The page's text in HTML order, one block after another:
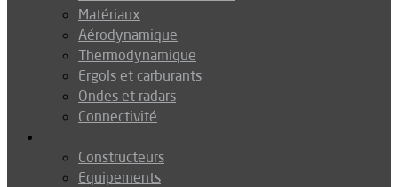
Matériaux
Aérodynamique
Thermodynamique
Ergols et carburants
Ondes et radars
Connectivité
Constructeurs
Equipements